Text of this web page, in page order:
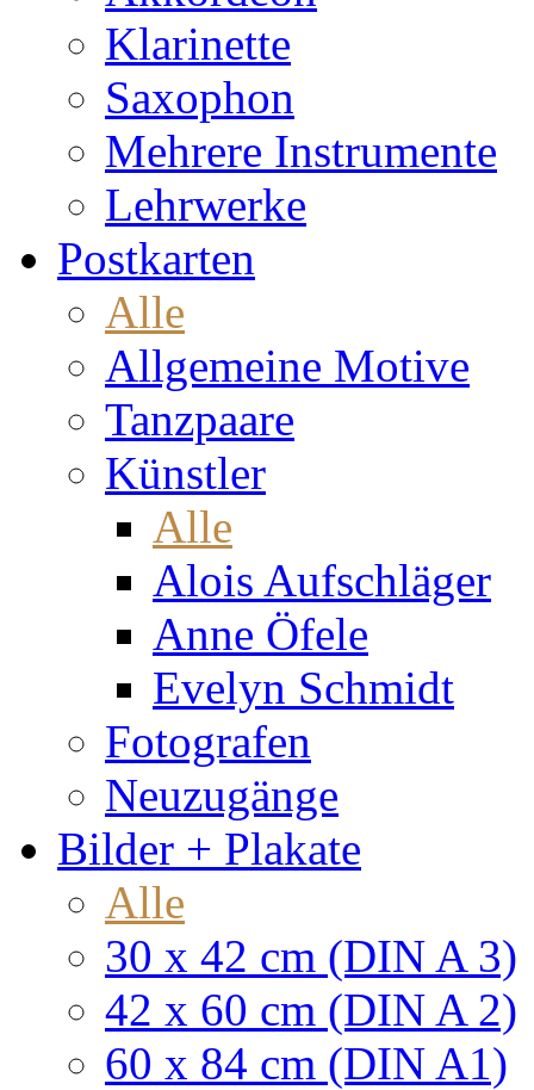
Klarinette
Saxophon
Mehrere Instrumente
Lehrwerke
Postkarten
Alle
Allgemeine Motive
Tanzpaare
Künstler
Alle
Alois Aufschläger
Anne Öfele
Evelyn Schmidt
Fotografen
Neuzugänge
Bilder + Plakate
Alle
30 x 42 cm (DIN A 3)
42 x 60 cm (DIN A 2)
60 x 84 cm (DIN A1)